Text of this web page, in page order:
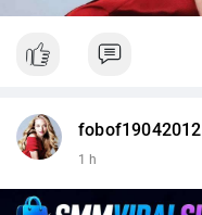
fobof19042012
1 h